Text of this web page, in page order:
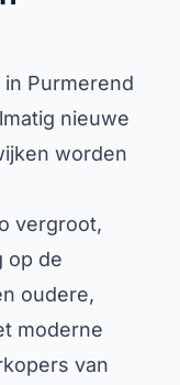
Purmerend
nieuwe
worden
vergroot,
op de
oudere,
moderne
van